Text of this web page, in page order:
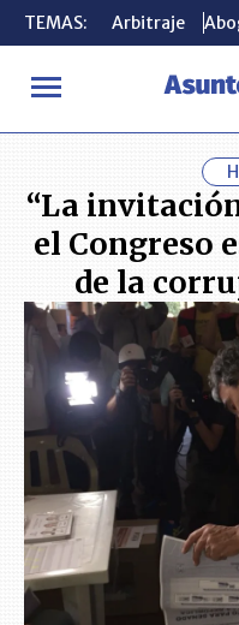
TEMAS: Arbitraje
INICIO ACTUALIDAD
TEMAS: Arbitraje
“La
el Congreso
de la